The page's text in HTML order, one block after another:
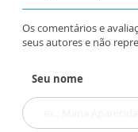
Os comentários e
seus autores e não
Seu nome